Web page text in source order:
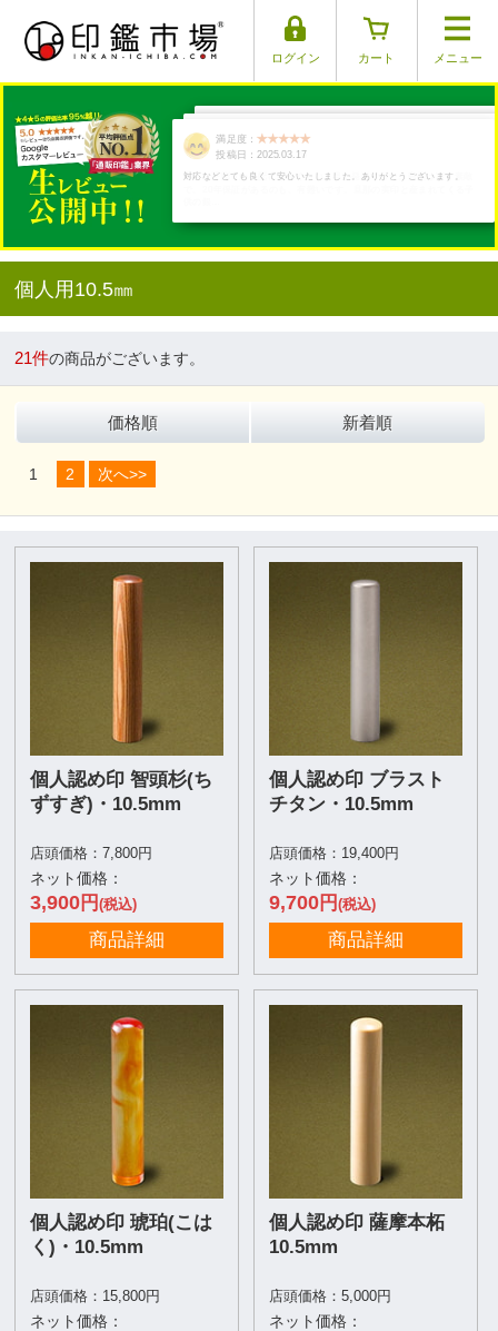
ログイン カート メニュー
満足度：
投稿日：2025.04.01
満足度：
投稿日：2025.03.17
満足度：
投稿日：2025.03.26
本当に手彫りか心配になるくらい、早い発送でした。商品は凄く素敵
満足度：
投稿日：2025.03.30
満足度：
投稿日：2025.03.29
個人用10.5㎜
21件の商品がございます。
価格順 新着順
1 2 次へ>>
個人認め印 智頭杉(ち
ずすぎ)・10.5mm
店頭価格：7,800円
ネット価格：
3,900円(税込)
商品詳細
個人認め印 ブラスト
チタン・10.5mm
店頭価格：19,400円
ネット価格：
9,700円 (税込)
商品詳細
個人認め印 琥珀(こは
く)・10.5mm
店頭価格：15,800円
ネット価格：
個人認め印 薩摩本柘
10.5mm
店頭価格：5,000円
ネット価格：